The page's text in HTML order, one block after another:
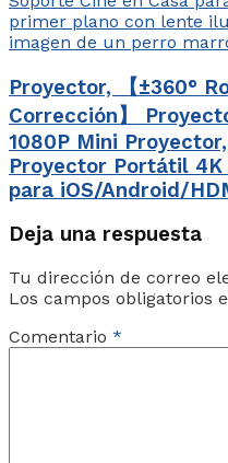
Proyector, 【±360°
Corrección】
1080P Mini
Proyector Portátil 4K
para iOS/Android/
Deja una respuesta
Tu dirección de correo
Los campos obligatorios
Comentario *